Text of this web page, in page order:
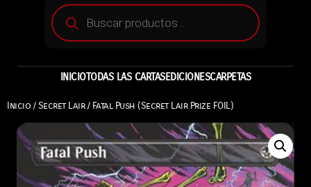
INICIOTODAS LAS CARTASEDICIONESCARPETAS
Inicio /Secret Lair/ Fatal Push (Secret Lair Prize FOIL)